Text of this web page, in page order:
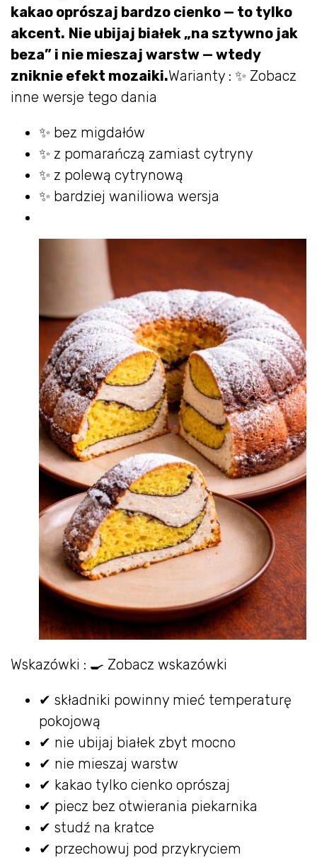
kakao oprószaj bardzo cienko — to tylko
akcent. Nie ubijaj białek „na sztywno jak
beza” i nie mieszaj warstw — wtedy
zniknie efekt mozaiki.Warianty : ✨ Zobacz
inne wersje tego dania
✨ bez migdałów
✨ z pomarańczą zamiast cytryny
✨ z polewą cytrynową
✨ bardziej waniliowa wersja
Wskazówki : 🍳 Zobacz wskazówki
✔ składniki powinny mieć temperaturę
pokojową
✔ nie ubijaj białek zbyt mocno
✔ nie mieszaj warstw
✔ kakao tylko cienko oprószaj
✔ piecz bez otwierania piekarnika
✔ studź na kratce
✔ przechowuj pod przykryciem